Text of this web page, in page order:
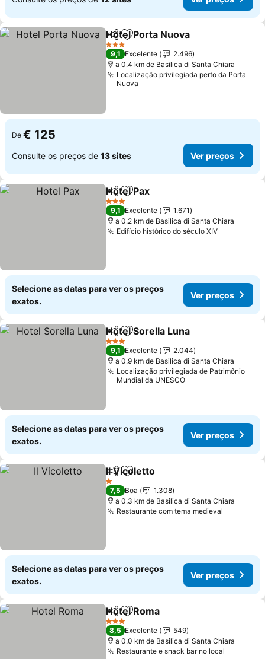
PartilharAdicionar aos favoritos
Hotel Porta Nuova
3 Estrelas
9,1 Excelente
2.496
a 0.4 km de Basilica di Santa Chiara
Localização privilegiada perto da Porta
Nuova
De € 125
Consulte os preços de 13 sites Ver preços
PartilharAdicionar aos favoritos
Hotel Pax
3 Estrelas
9,1 Excelente
1.671
a 0.2 km de Basilica di Santa Chiara
Edifício histórico do século XIVVer
Selecione as datas para ver os preços
exatos.
Ver preços
PartilharAdicionar aos favoritos
Hotel Sorella Luna
3 Estrelas
9,1 Excelente
2.044
a 0.9 km de Basilica di Santa Chiara
Localização privilegiada de Patrimônio
Mundial da UNESCO
Selecione as datas para ver os preços
exatos.
Ver preços
PartilharAdicionar aos favoritos
Il Vicoletto
1 Estrelas
7,5 Boa
1.308
a 0.3 km de Basilica di Santa Chiara
Restaurante com tema medieval
Selecione as datas para ver os preços
exatos.
Ver preços
PartilharAdicionar aos favoritos
Hotel Roma
3 Estrelas
8,5 Excelente
549
a 0.0 km de Basilica di Santa Chiara
Restaurante e snack bar no local